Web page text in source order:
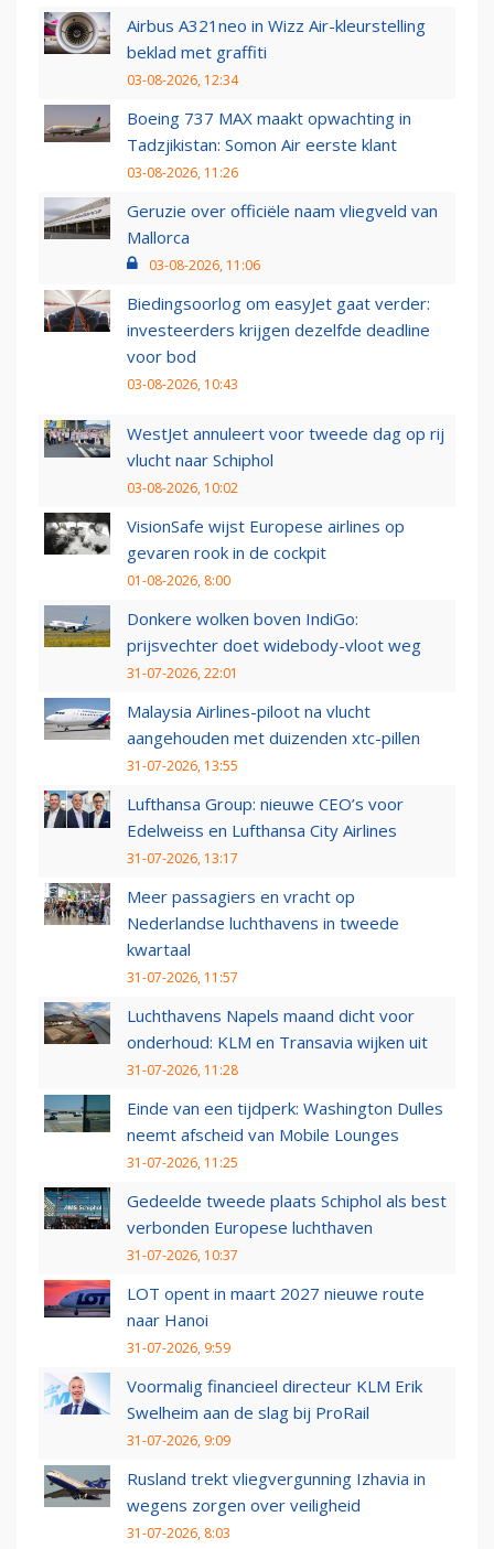
Airbus A321neo in Wizz Air-kleurstelling
beklad met graffiti
03-08-2026, 12:34
Boeing 737 MAX maakt opwachting in
Tadzjikistan: Somon Air eerste klant
03-08-2026, 11:26
Geruzie over officiële naam vliegveld van
Mallorca
03-08-2026, 11:06
Biedingsoorlog om easyJet gaat verder:
investeerders krijgen dezelfde deadline
voor bod
03-08-2026, 10:43
WestJet annuleert voor tweede dag op rij
vlucht naar Schiphol
03-08-2026, 10:02
VisionSafe wijst Europese airlines op
gevaren rook in de cockpit
01-08-2026, 8:00
Donkere wolken boven IndiGo:
prijsvechter doet widebody-vloot weg
31-07-2026, 22:01
Malaysia Airlines-piloot na vlucht
aangehouden met duizenden xtc-pillen
31-07-2026, 13:55
Lufthansa Group: nieuwe CEO’s voor
Edelweiss en Lufthansa City Airlines
31-07-2026, 13:17
Meer passagiers en vracht op
Nederlandse luchthavens in tweede
kwartaal
31-07-2026, 11:57
Luchthavens Napels maand dicht voor
onderhoud: KLM en Transavia wijken uit
31-07-2026, 11:28
Einde van een tijdperk: Washington Dulles
neemt afscheid van Mobile Lounges
31-07-2026, 11:25
Gedeelde tweede plaats Schiphol als best
verbonden Europese luchthaven
31-07-2026, 10:37
LOT opent in maart 2027 nieuwe route
naar Hanoi
31-07-2026, 9:59
Voormalig financieel directeur KLM Erik
Swelheim aan de slag bij ProRail
31-07-2026, 9:09
Rusland trekt vliegvergunning Izhavia in
wegens zorgen over veiligheid
31-07-2026, 8:03